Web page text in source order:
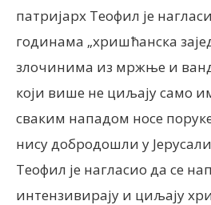
патријарх Теофил је
годинама „хришћанска
злочинима из мржње и
који више не циљају само
сваким нападом носе
нису добродошли у
Теофил је нагласио да се
интензивирају и циљају